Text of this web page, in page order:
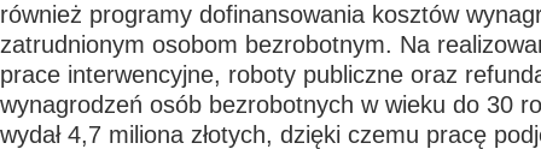
również programy dofinansowania kosztów
zatrudnionym osobom bezrobotnym. Na
prace interwencyjne, roboty publiczne oraz
wynagrodzeń osób bezrobotnych w wieku do 30
wydał 4,7 miliona złotych, dzięki czemu pracę